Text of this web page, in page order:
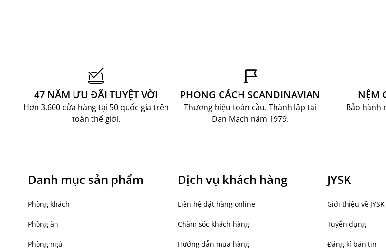
47 NĂM ƯU ĐÃI TUYỆT VỜI
Hơn 3.600 cửa hàng tại 50 quốc gia trên
toàn thế giới.
PHONG CÁCH SCANDINAVIAN
Thương hiệu toàn cầu. Thành lập tại
Đan Mạch năm 1979.
NỆM
Bảo hành
Danh mục sản phẩm
Phòng khách
Phòng ăn
Phòng ngủ
Dịch vụ khách hàng
Liên hệ đặt hàng online
Chăm sóc khách hàng
Hướng dẫn mua hàng
JYSK
Giới thiệu về JYSK
Tuyển dụng
Đăng kí bản tin